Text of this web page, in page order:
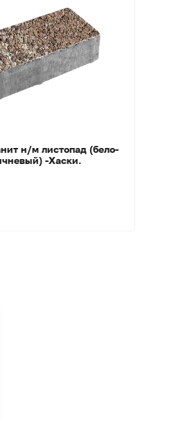
н/м листопад (бело-
-Хаски.